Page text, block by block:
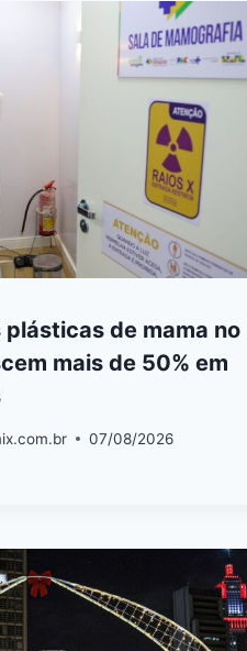
plásticas de mama no
mais de 50% em
07/08/2026